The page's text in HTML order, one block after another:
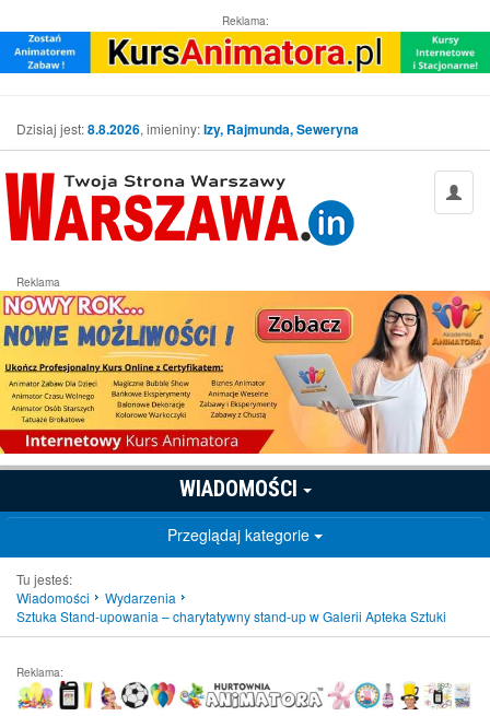
Reklama:
Dzisiaj jest:8.8.2026, imieniny:Izy, Rajmunda, Seweryna
Reklama
WIADOMOŚCI
Przeglądaj kategorie
Tu jesteś:
Wiadomości
Wydarzenia
Sztuka Stand-upowania – charytatywny stand-up w Galerii Apteka Sztuki
Reklama: